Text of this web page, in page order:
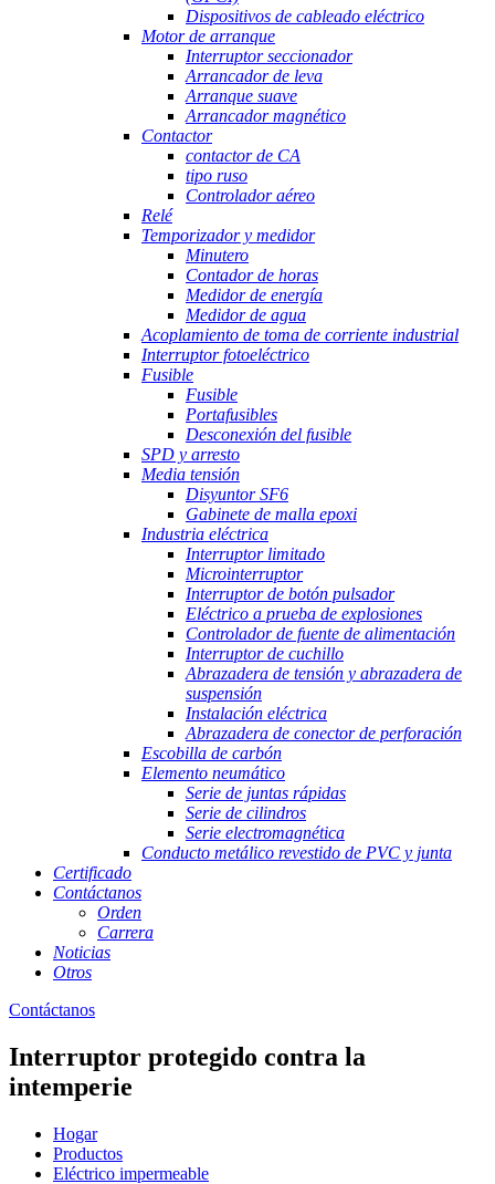
Dispositivos de cableado eléctrico
Motor de arranque
Interruptor seccionador
Arrancador de leva
Arranque suave
Arrancador magnético
Contactor
contactor de CA
tipo ruso
Controlador aéreo
Relé
Temporizador y medidor
Minutero
Contador de horas
Medidor de energía
Medidor de agua
Acoplamiento de toma de corriente industrial
Interruptor fotoeléctrico
Fusible
Fusible
Portafusibles
Desconexión del fusible
SPD y arresto
Media tensión
Disyuntor SF6
Gabinete de malla epoxi
Industria eléctrica
Interruptor limitado
Microinterruptor
Interruptor de botón pulsador
Eléctrico a prueba de explosiones
Controlador de fuente de alimentación
Interruptor de cuchillo
Abrazadera de tensión y abrazadera de
suspensión
Instalación eléctrica
Abrazadera de conector de perforación
Escobilla de carbón
Elemento neumático
Serie de juntas rápidas
Serie de cilindros
Serie electromagnética
Conducto metálico revestido de PVC y junta
Certificado
Contáctanos
Orden
Carrera
Noticias
Otros
Contáctanos
Interruptor protegido contra la
intemperie
Hogar
Productos
Eléctrico impermeable